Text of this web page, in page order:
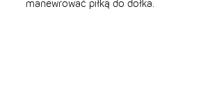
manewrować piłką do dołka.